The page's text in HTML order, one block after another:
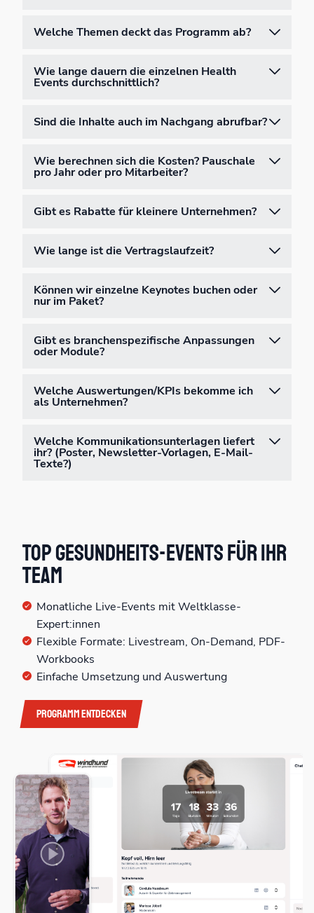
Welche Themen deckt das Programm ab?
Wie lange dauern die einzelnen Health
Events durchschnittlich?
Sind die Inhalte auch im Nachgang abrufbar?
Wie berechnen sich die Kosten? Pauschale
pro Jahr oder pro Mitarbeiter?
Gibt es Rabatte für kleinere Unternehmen?
Wie lange ist die Vertragslaufzeit?
Können wir einzelne Keynotes buchen oder
nur im Paket?
Gibt es branchenspezifische Anpassungen
oder Module?
Welche Auswertungen/KPIs bekomme ich
als Unternehmen?
Welche Kommunikationsunterlagen liefert
ihr? (Poster, Newsletter-Vorlagen, E-Mail-
Texte?)
Top Gesundheits-Events für Ihr
Team
Monatliche Live-Events mit Weltklasse-
Expert:innen
Flexible Formate: Livestream, On-Demand, PDF-
Workbooks
Einfache Umsetzung und Auswertung
Programm entdecken